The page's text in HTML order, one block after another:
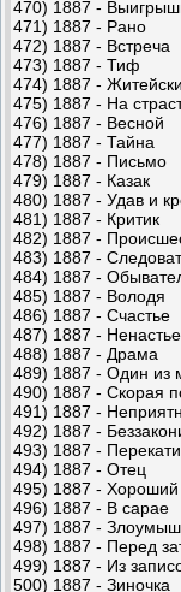
470) 1887 -
471) 1887 - Рано
472) 1887 - Встреча
473) 1887 - Тиф
474) 1887 -
475) 1887 - На
476) 1887 - Весной
477) 1887 - Тайна
478) 1887 - Письмо
479) 1887 - Казак
480) 1887 - Удав и
481) 1887 - Критик
482) 1887 -
483) 1887 -
484) 1887 -
485) 1887 - Володя
486) 1887 - Счастье
487) 1887 - Ненастье
488) 1887 - Драма
489) 1887 - Один из
490) 1887 - Скорая
491) 1887 -
492) 1887 -
493) 1887 -
494) 1887 - Отец
495) 1887 - Хороший
496) 1887 - В сарае
497) 1887 -
498) 1887 - Перед
499) 1887 - Из
500) 1887 - Зиночка